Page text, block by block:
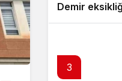
Demir
3